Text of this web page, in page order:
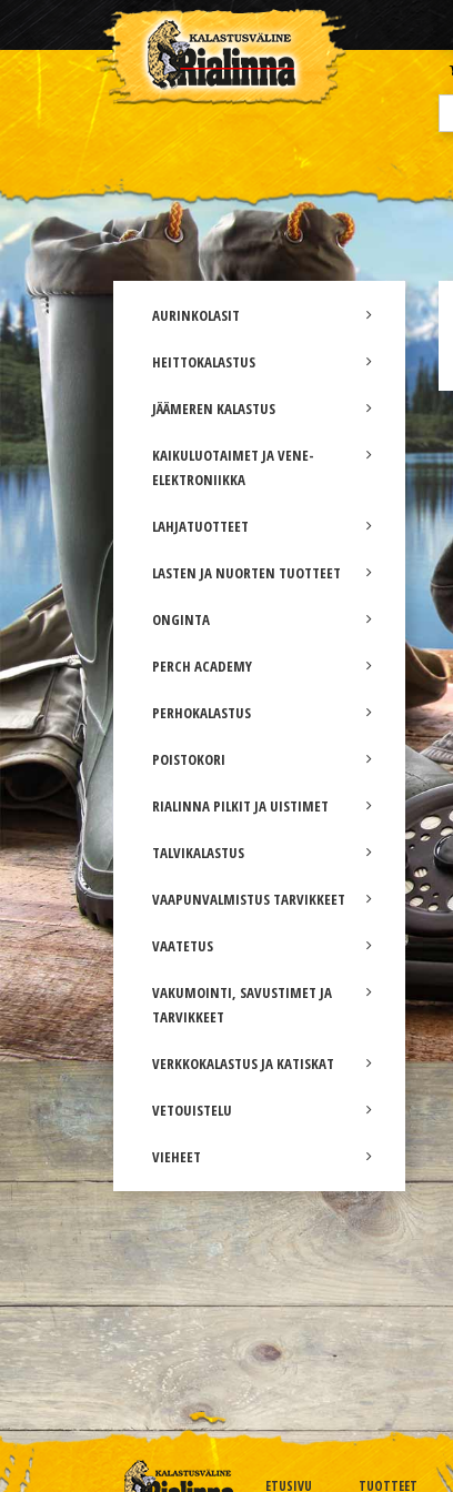
AURINKOLASIT
HEITTOKALASTUS
JÄÄMEREN KALASTUS
KAIKULUOTAIMET JA VENE-
ELEKTRONIIKKA
LAHJATUOTTEET
LASTEN JA NUORTEN TUOTTEET
ONGINTA
PERCH ACADEMY
PERHOKALASTUS
POISTOKORI
RIALINNA PILKIT JA UISTIMET
TALVIKALASTUS
VAAPUNVALMISTUS TARVIKKEET
VAATETUS
VAKUMOINTI, SAVUSTIMET JA
TARVIKKEET
VERKKOKALASTUS JA KATISKAT
VETOUISTELU
VIEHEET
ETUSIVU TUOTTEET